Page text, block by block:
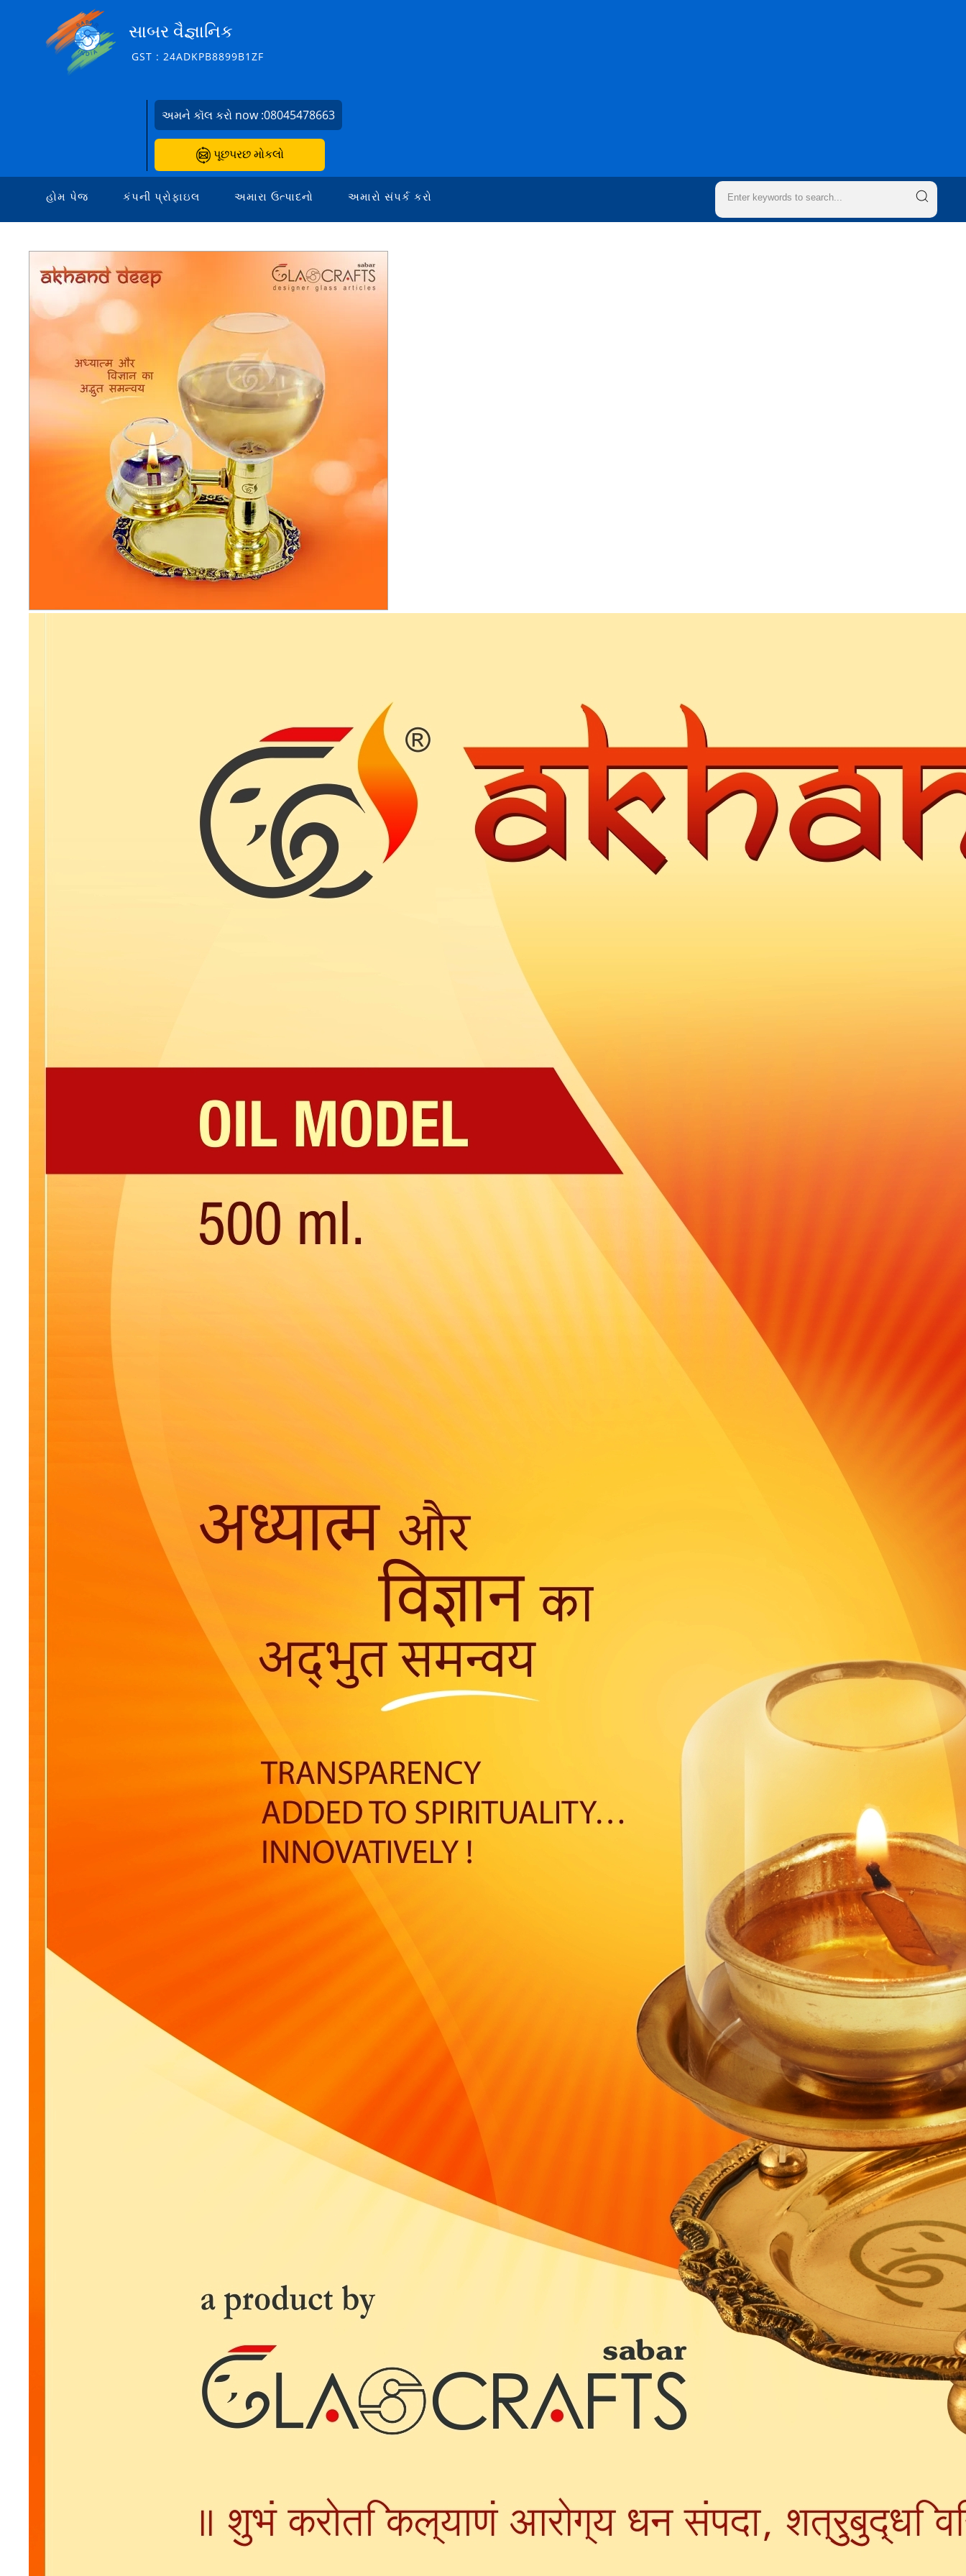
સાબર વૈજ્ઞાનિક
GST : 24ADKPB8899B1ZF
અમને કૉલ કરો now :08045478663
પૂછપરછ મોકલો
હોમ પેજ કંપની પ્રોફાઇલ અમારા ઉત્પાદનો અમારો સંપર્ક કરો